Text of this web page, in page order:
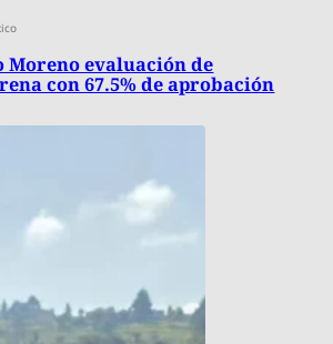
evaluación de
con 67.5% de aprobación